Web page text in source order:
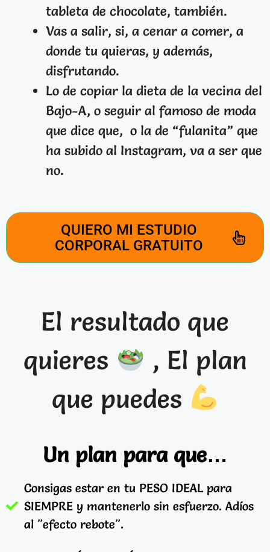
tableta de chocolate, también.
Vas a salir, si, a cenar a comer, a
donde tu quieras, y además,
disfrutando.
Lo de copiar la dieta de la vecina del
Bajo-A, o seguir al famoso de moda
que dice que, o la de “fulanita” que
ha subido al Instagram, va a ser que
no.
QUIERO MI ESTUDIO
CORPORAL GRATUITO
El resultado que
quieres
, El plan
que puedes
Un plan para que…
Consigas estar en tu PESO IDEAL para
SIEMPRE y mantenerlo sin esfuerzo. Adíos
al "efecto rebote".